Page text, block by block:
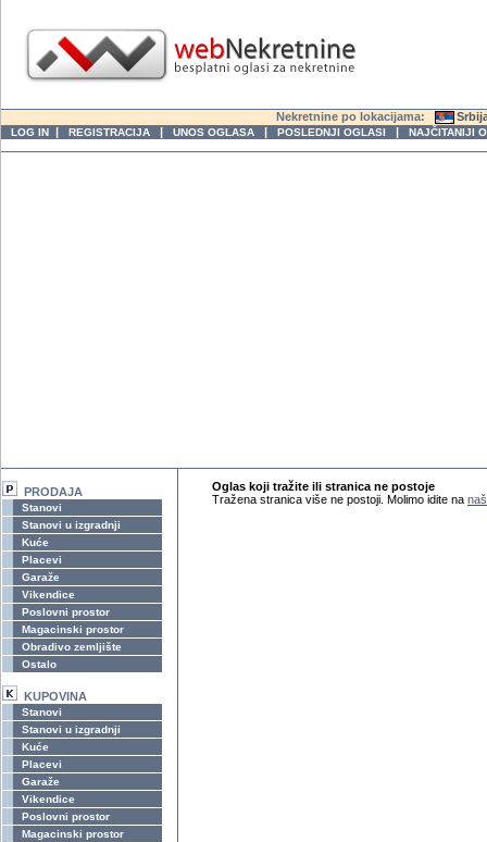
Nekretnine po lokacijama:
LOG IN | REGISTRACIJA | UNOS OGLASA | POSLEDNJI OGLASI | NAJČITANIJI
PRODAJA
Stanovi
Stanovi u izgradnji
Kuće
Placevi
Garaže
Vikendice
Poslovni prostor
Magacinski prostor
Obradivo zemljište
Ostalo
KUPOVINA
Stanovi
Stanovi u izgradnji
Kuće
Placevi
Garaže
Vikendice
Poslovni prostor
Magacinski prostor
Oglas koji tražite ili stranica ne postoje
Tražena stranica više ne postoji. Molimo idite na